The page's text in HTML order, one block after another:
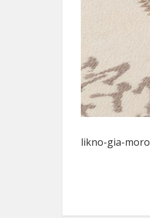
likno-gia-moro